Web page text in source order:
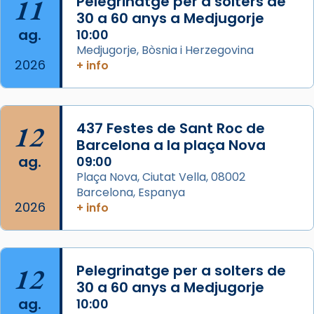
Mons. David Abadías.
📸 Dr. G. Simón
Photo
View on Facebook · Share
Arquebisbat de Barcelona
2 weeks ago
Memòria de les santes Juliana i
Semproniana, verges i màrtirs.
Acompanyant la història de sant Cugat, a
partir de l’Edat Mitjana sorgeix la tradició
que les santes Juliana (“relatiu a Júlia”) i
Semproniana (“relatiu a Semprònia =
eterna”) són deixebles seves. I l’any 1667, el
frare Joan Gaspar Roig, afirma en una obra
11
ag.
2026
30 a 60 anys a Medjugorje
10:00
Medjugorje, Bòsnia i Herzegovina
+ info
12
ag.
2026
437 Festes de Sant Roc de
Barcelona a la plaça Nova
09:00
Plaça Nova, Ciutat Vella, 08002
Barcelona, Espanya
+ info
12
ag.
Pelegrinatge per a solters de
30 a 60 anys a Medjugorje
10:00